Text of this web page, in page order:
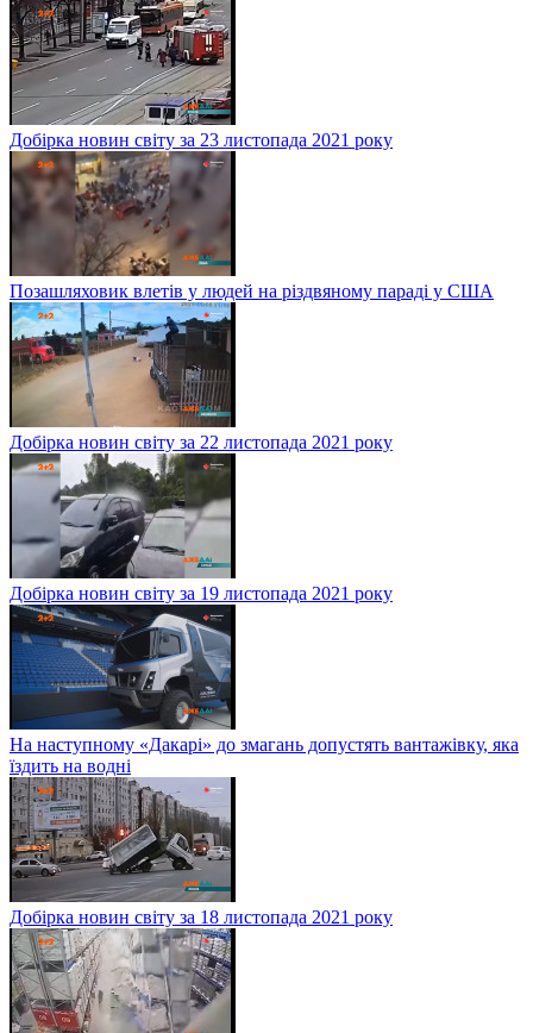
Добірка новин світу за 23 листопада 2021 року
Позашляховик влетів у людей на різдвяному параді у США
Добірка новин світу за 22 листопада 2021 року
Добірка новин світу за 19 листопада 2021 року
На наступному «Дакарі» до змагань допустять вантажівку, яка
їздить на водні
Добірка новин світу за 18 листопада 2021 року